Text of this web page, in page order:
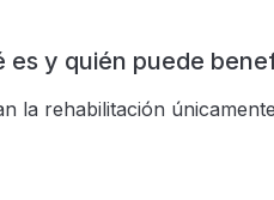
es y quién puede
la rehabilitación